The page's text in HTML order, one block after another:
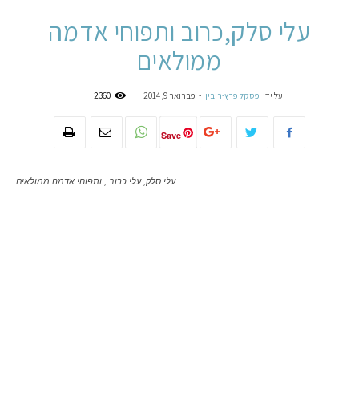
עלי סלק,כרוב ותפוחי אדמה
ממולאים
על ידי פסקל פרץ-רובין - פברואר 9, 2014 2360
Save
עלי סלק, עלי כרוב , ותפוחי אדמה ממולאים